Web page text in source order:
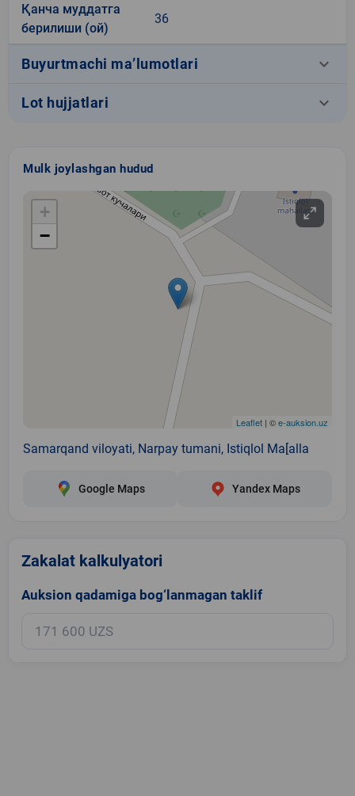
Қанча муддатга
берилиши (ой)
36
Buyurtmachi ma’lumotlari keyboard_arrow_down
Lot hujjatlari keyboard_arrow_down
Mulk joylashgan hudud
+
−
Leaflet | ©e-auksion.uz
Samarqand viloyati, Narpay tumani, Istiqlol Ma[alla
Google Maps Yandex Maps
Zakalat kalkulyatori
Auksion qadamiga bog‘lanmagan taklif